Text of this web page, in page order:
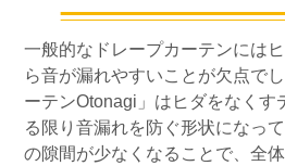
一般的なドレープカーテンには
ら音が漏れやすいことが欠点で
ーテンOtonagi」はヒダをなくす
る限り音漏れを防ぐ形状になっ
の隙間が少なくなることで、全